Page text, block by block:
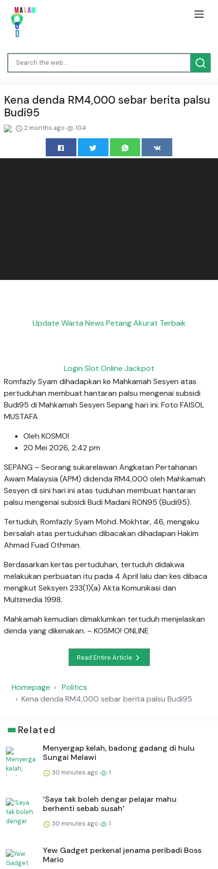
Kena denda RM4,000 sebar berita palsu
Budi95
2 months ago 104
Update Warta News Petang Akurat Terbaik
Login Slot Online Jackpot
Romfazly Syam dihadapkan ke Mahkamah Sesyen atas
pertuduhan membuat hantaran palsu mengenai subsidi
Budi95 di Mahkamah Sesyen Sepang hari ini. Foto FAISOL
MUSTAFA
Oleh KOSMO!
20 Mei 2026, 2:42 pm
SEPANG – Seorang sukarelawan Angkatan Pertahanan
Awam Malaysia (APM) didenda RM4,000 oleh Mahkamah
Sesyen di sini hari ini atas tuduhan membuat hantaran
palsu mengenai subsidi Budi Madani RON95 (Budi95).
Tertuduh, Romfazly Syam Mohd. Mokhtar, 46, mengaku
bersalah atas pertuduhan dibacakan dihadapan Hakim
Ahmad Fuad Othman.
Berdasarkan kertas pertuduhan, tertuduh didakwa
melakukan perbuatan itu pada 4 April lalu dan kes dibaca
mengikut Seksyen 233(1)(a) Akta Komunikasi dan
Multimedia 1998.
Mahkamah kemudian dimaklumkan tertuduh menjelaskan
denda yang dikenakan. – KOSMO! ONLINE
Read Entire Article
Homepage
Politics
Kena denda RM4,000 sebar berita palsu Budi95
Related
Menyergap kelah, badong gadang di hulu
Sungai Melawi
30 minutes ago 1
‘Saya tak boleh dengar pelajar mahu
berhenti sebab susah’
30 minutes ago 1
Yew Gadget perkenal jenama peribadi Boss
Mario